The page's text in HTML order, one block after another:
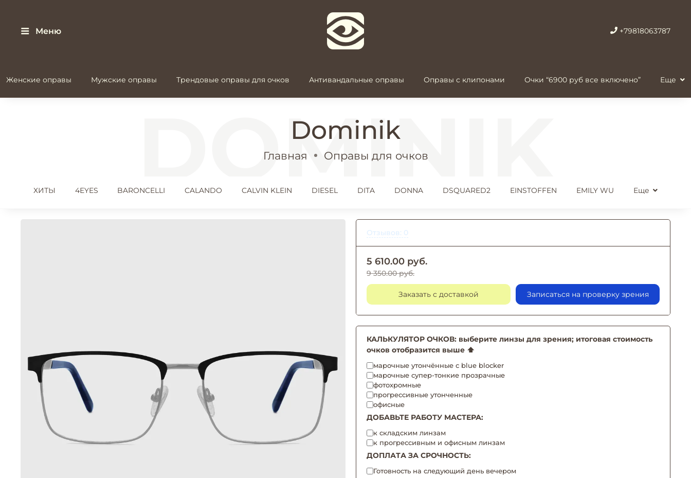
Меню +79818063787
Женские оправы Мужские оправы Трендовые оправы для очков Антивандальные оправы Оправы с клипонами Очки “6900 руб все включено” Еще
Dominik
Главная Оправы для очков
ХИТЫ 4EYES BARONCELLI CALANDO CALVIN KLEIN DIESEL DITA DONNA DSQUARED2 EINSTOFFEN EMILY WU Еще
Отзывов: 0
5 610.00 руб.
9 350.00 руб.
Заказать с доставкой Записаться на проверку зрения
КАЛЬКУЛЯТОР ОЧКОВ: выберите линзы для зрения; итоговая стоимость
очков отобразится выше ⬆️
марочные утончённые с blue blocker
марочные супер-тонкие прозрачные
фотохромные
прогрессивные утонченные
офисные
ДОБАВЬТЕ РАБОТУ МАСТЕРА:
к складским линзам
к прогрессивным и офисным линзам
ДОПЛАТА ЗА СРОЧНОСТЬ:
Готовность на следующий день вечером